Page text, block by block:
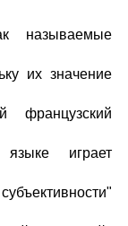
называемые
их значение
французский
играет